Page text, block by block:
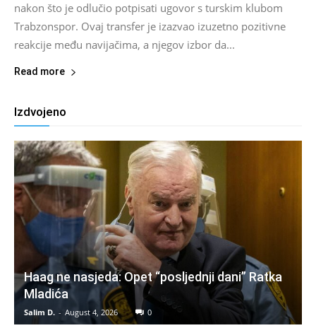
nakon što je odlučio potpisati ugovor s turskim klubom
Trabzonspor. Ovaj transfer je izazvao izuzetno pozitivne
reakcije među navijačima, a njegov izbor da...
Read more
Izdvojeno
Haag ne nasjeda: Opet “posljednji dani” Ratka
Mladića
Salim D. - August 4, 2026 0